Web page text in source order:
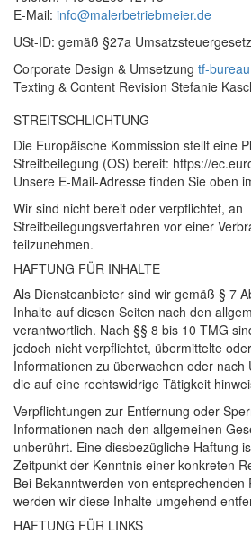
E-Mail: info@malerbetriebmeier.de
USt-ID: gemäß §27a
Corporate Design & Umsetzung tf-
Texting & Content Revision Stefanie
STREITSCHLICHTUNG
Die Europäische Kommission stellt eine
Streitbeilegung (OS) bereit: https://
Unsere E-Mail-Adresse finden Sie oben
Wir sind nicht bereit oder verpflichtet, an
Streitbeilegungsverfahren vor einer
teilzunehmen.
HAFTUNG FÜR INHALTE
Als Diensteanbieter sind wir gemäß § 7
Inhalte auf diesen Seiten nach den
verantwortlich. Nach §§ 8 bis 10 TMG
jedoch nicht verpflichtet, übermittelte
Informationen zu überwachen oder nach
die auf eine rechtswidrige Tätigkeit
Verpflichtungen zur Entfernung oder
Informationen nach den allgemeinen
unberührt. Eine diesbezügliche Haftung
Zeitpunkt der Kenntnis einer konkreten
Bei Bekanntwerden von entsprechenden
werden wir diese Inhalte umgehend
HAFTUNG FÜR LINKS